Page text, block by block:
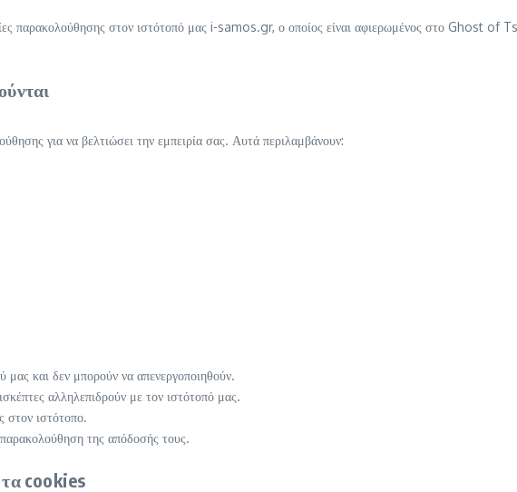
παρακολούθησης στον ιστότοπό μας i-samos.gr, ο οποίος είναι αφιερωμένος στο Ghost
για να βελτιώσει την εμπειρία σας. Αυτά περιλαμβάνουν:
μας και δεν μπορούν να απενεργοποιηθούν.
αλληλεπιδρούν με τον ιστότοπό μας.
στον ιστότοπο.
της απόδοσής τους.
τα cookies